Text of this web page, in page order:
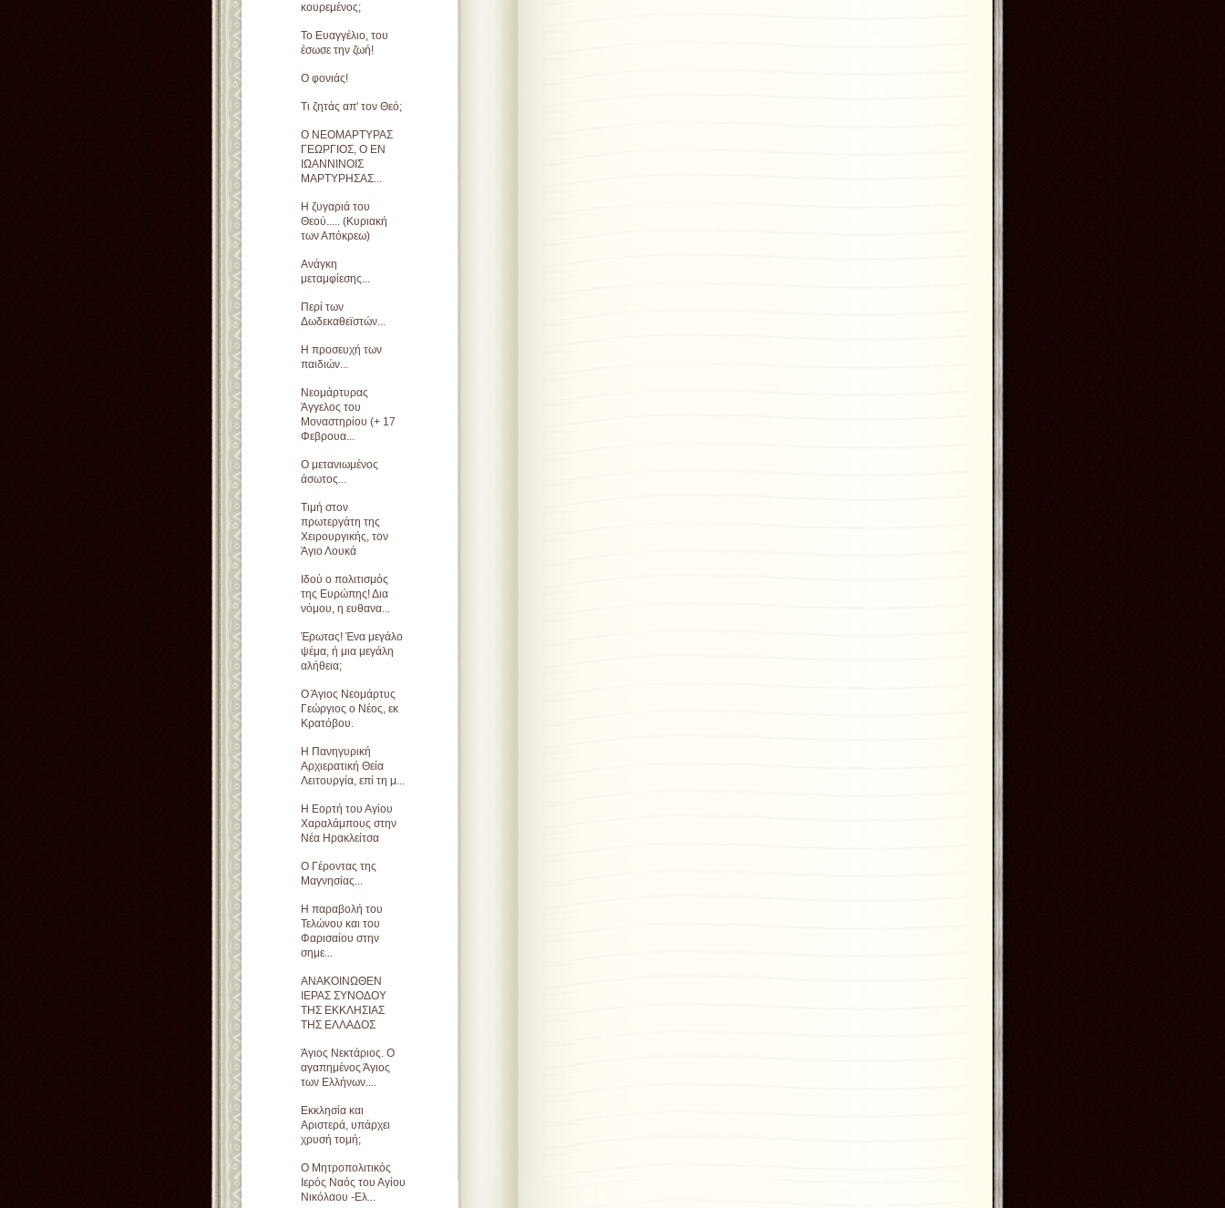
κουρεμένος;
Το Ευαγγέλιο, του
έσωσε την ζωή!
Ο φονιάς!
Τι ζητάς απ' τον Θεό;
Ο ΝΕΟΜΑΡΤΥΡΑΣ
ΓΕΩΡΓΙΟΣ, Ο ΕΝ
ΙΩΑΝΝΙΝΟΙΣ
ΜΑΡΤΥΡΗΣΑΣ...
Η ζυγαριά του
Θεού..... (Κυριακή
των Απόκρεω)
Ανάγκη
μεταμφίεσης...
Περί των
Δωδεκαθεϊστών...
Η προσευχή των
παιδιών...
Νεομάρτυρας
Άγγελος του
Μοναστηρίου (+ 17
Φεβρουα...
Ο μετανιωμένος
άσωτος...
Τιμή στον
πρωτεργάτη της
Χειρουργικής, τον
Άγιο Λουκά
Ιδού ο πολιτισμός
της Ευρώπης! Δια
νόμου, η ευθανα...
Έρωτας! Ένα μεγάλο
ψέμα, ή μια μεγάλη
αλήθεια;
Ο Άγιος Νεομάρτυς
Γεώργιος ο Νέος, εκ
Κρατόβου.
Η Πανηγυρική
Αρχιερατική Θεία
Λειτουργία, επί τη μ...
Η Εορτή του Αγίου
Χαραλάμπους στην
Νέα Ηρακλείτσα
Ο Γέροντας της
Μαγνησίας...
Η παραβολή του
Τελώνου και του
Φαρισαίου στην
σημε...
ΑΝΑΚΟΙΝΩΘΕΝ
ΙΕΡΑΣ ΣΥΝΟΔΟΥ
ΤΗΣ ΕΚΚΛΗΣΙΑΣ
ΤΗΣ ΕΛΛΑΔΟΣ
Άγιος Νεκτάριος. Ο
αγαπημένος Άγιος
των Ελλήνων....
Εκκλησία και
Αριστερά, υπάρχει
χρυσή τομή;
Ο Μητροπολιτικός
Ιερός Ναός του Αγίου
Νικόλαου -Ελ...